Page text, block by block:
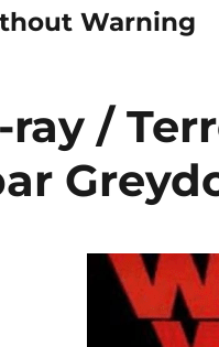
Warning
ray /